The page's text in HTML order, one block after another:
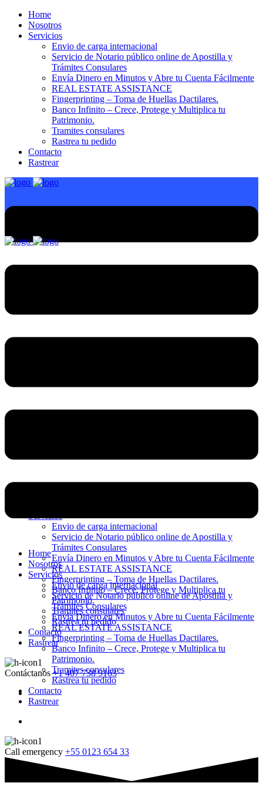
Home
Nosotros
Servicios
Envio de carga internacional
Servicio de Notario público online de Apostilla y
Trámites Consulares
Envía Dinero en Minutos y Abre tu Cuenta Fácilmente
REAL ESTATE ASSISTANCE
Fingerprinting – Toma de Huellas Dactilares.
Banco Infinito – Crece, Protege y Multiplica tu
Patrimonio.
Tramites consulares
Rastrea tu pedido
Contacto
Rastrear
Envio de carga internacional
Servicio de Notario público online de Apostilla y
Trámites Consulares
Envía Dinero en Minutos y Abre tu Cuenta Fácilmente
REAL ESTATE ASSISTANCE
Fingerprinting – Toma de Huellas Dactilares.
Banco Infinito – Crece, Protege y Multiplica tu
Patrimonio.
Tramites consulares
Rastrea tu pedido
Contacto
Rastrear
Contáctanos +1 407 738 9163
Home
Nosotros
Servicios
Envio de carga internacional
Servicio de Notario público online de Apostilla y
Trámites Consulares
Envía Dinero en Minutos y Abre tu Cuenta Fácilmente
REAL ESTATE ASSISTANCE
Fingerprinting – Toma de Huellas Dactilares.
Banco Infinito – Crece, Protege y Multiplica tu
Patrimonio.
Tramites consulares
Rastrea tu pedido
Contacto
Rastrear
Call emergency +55 0123 654 33